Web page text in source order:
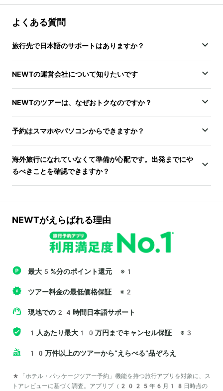
よくある質問
旅行先で日本語のサポートはありますか？
NEWTの運営会社について知りたいです
NEWTのツアーは、なぜおトクなのですか？
予約はスマホやパソコンからできますか？
海外旅行になれていなくて準備が心配です。出発までにや
るべきことを確認できますか？
NEWTがえらばれる理由
最大5%分のポイント還元 ※1
ツアー料金の最低価格保証 ※2
現地での24時間日本語サポート
1人あたり最大10万円までキャンセル保証 ※3
10万件以上のツアーから“えらべる”品ぞろえ
*「ホテル・パッケージツアー予約」機能を持つ旅行アプリを対象に、ス
トアレビューに基づく調査。アプリブ（2025年6月18日時点の